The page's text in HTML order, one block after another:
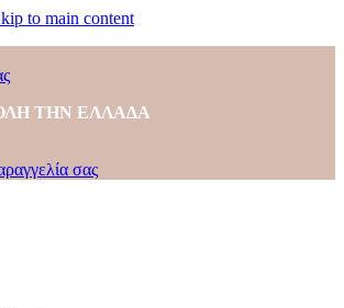
to main content
ΤΗΝ ΕΛΛΑΔΑ
σας